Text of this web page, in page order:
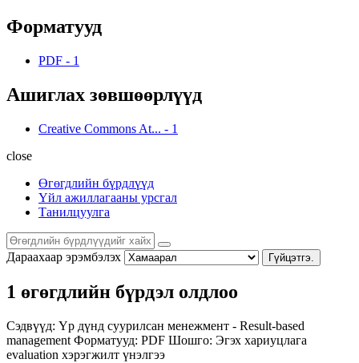
Форматууд
PDF - 1
Ашиглах зөвшөөрлүүд
Creative Commons At... - 1
close
Өгөгдлийн бүрдлүүд
Үйл ажиллагааны урсгал
Танилцуулга
Дараахаар эрэмбэлэх Гүйцэтгэ.
1 өгөгдлийн бүрдэл олдлоо
Сэдвүүд: Үр дүнд суурилсан менежмент - Result-based
management Форматууд: PDF Шошго: Эгэх хариуцлага
evaluation хэрэгжилт үнэлгээ